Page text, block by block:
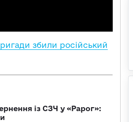
збили російський
із СЗЧ у «Рарог»: